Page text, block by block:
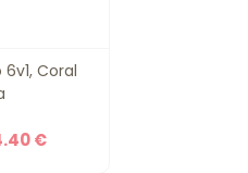
6v1, Coral
€